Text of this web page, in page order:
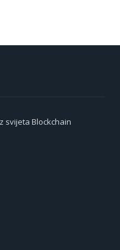
svijeta Blockchain